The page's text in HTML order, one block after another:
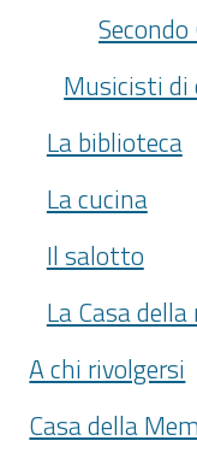
Secondo
Musicisti
La biblioteca
La cucina
Il salotto
La Casa
A chi rivolgersi
Casa della